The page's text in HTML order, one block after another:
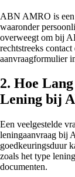
ABN AMRO is een
waaronder
overweegt om bij
rechtstreeks
aanvraagformulier
2. Hoe
Lening bij
Een veelgestelde
leningaanvraag bij
goedkeuringsduur
zoals het type
documenten.